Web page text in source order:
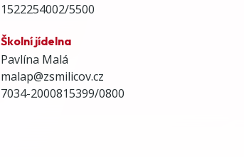
1522254002/5500
Školní jídelna
Pavlína Malá
malap@zsmilicov.cz
7034-2000815399/0800